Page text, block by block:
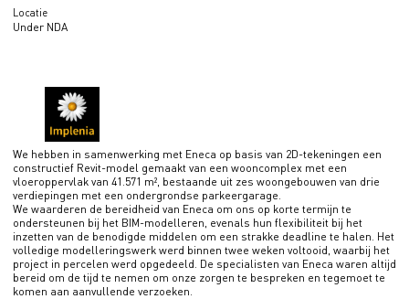
Locatie
Under NDA
We hebben in samenwerking met Eneca op basis van 2D-tekeningen een
constructief Revit-model gemaakt van een wooncomplex met een
vloeroppervlak van 41.571 m², bestaande uit zes woongebouwen van drie
verdiepingen met een ondergrondse parkeergarage.
We waarderen de bereidheid van Eneca om ons op korte termijn te
ondersteunen bij het BIM-modelleren, evenals hun flexibiliteit bij het
inzetten van de benodigde middelen om een strakke deadline te halen. Het
volledige modelleringswerk werd binnen twee weken voltooid, waarbij het
project in percelen werd opgedeeld. De specialisten van Eneca waren altijd
bereid om de tijd te nemen om onze zorgen te bespreken en tegemoet te
komen aan aanvullende verzoeken.